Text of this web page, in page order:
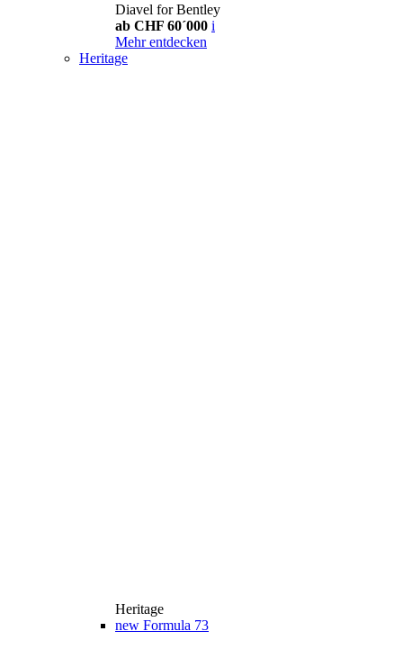
Diavel for Bentley
ab CHF 60´000 i
Mehr entdecken
Heritage
Heritage
new Formula 73